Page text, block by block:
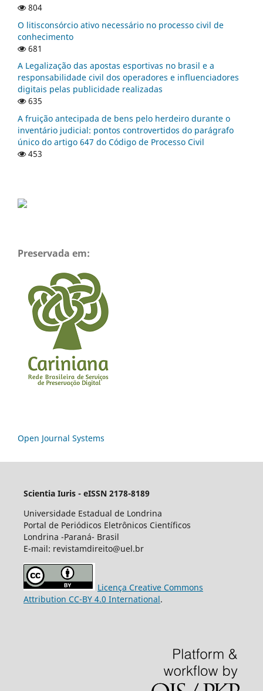
804
O litisconsórcio ativo necessário no processo civil de
conhecimento
681
A Legalização das apostas esportivas no brasil e a
responsabilidade civil dos operadores e influenciadores
digitais pelas publicidade realizadas
635
A fruição antecipada de bens pelo herdeiro durante o
inventário judicial: pontos controvertidos do parágrafo
único do artigo 647 do Código de Processo Civil
453
Preservada em:
Open Journal Systems
Scientia Iuris - eISSN 2178-8189
Universidade Estadual de Londrina
Portal de Periódicos Eletrônicos Científicos
Londrina -Paraná- Brasil
E-mail: revistamdireito@uel.br
Licença Creative Commons
Attribution CC-BY 4.0 International.